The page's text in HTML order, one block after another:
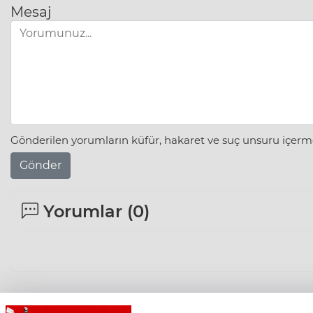
Mesaj
Gönderilen yorumların küfür, hakaret ve suç unsuru
Gönder
Yorumlar (0)